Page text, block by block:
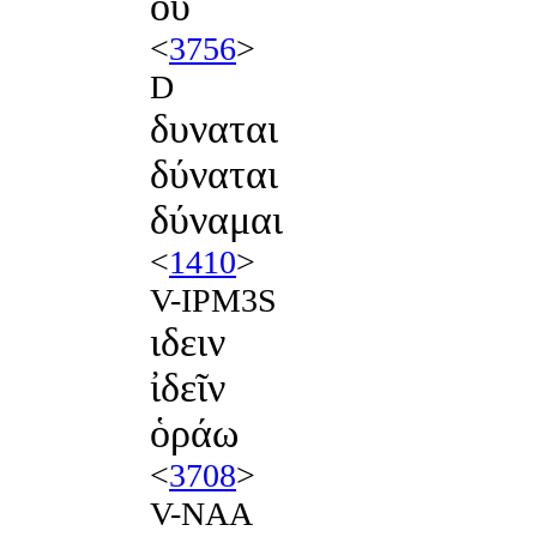
<3756>
D
δυναται
δύναται
δύναμαι
<1410>
V-IPM3S
ιδειν
ἰδεῖν
ὁράω
<3708>
V-NAA